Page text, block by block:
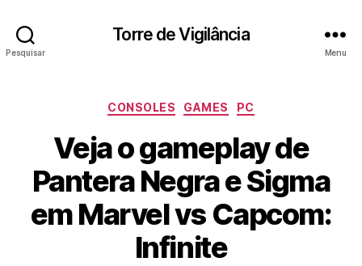
Pesquisar
Torre de Vigilância
Menu
Categorias
CONSOLES GAMES PC
Veja o gameplay de
Pantera Negra e Sigma
em Marvel vs Capcom:
Infinite